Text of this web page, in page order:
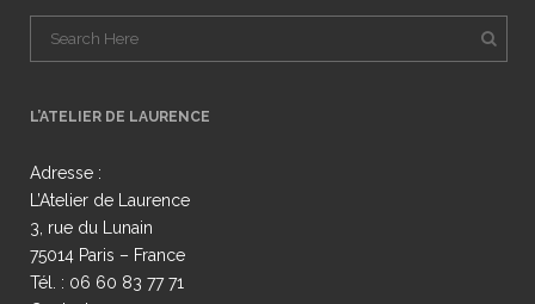
L’ATELIER DE LAURENCE
Adresse :
L’Atelier de Laurence
3, rue du Lunain
75014 Paris – France
Tél. : 06 60 83 77 71